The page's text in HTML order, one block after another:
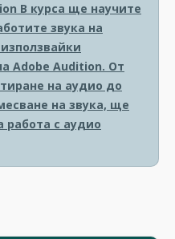
В курса ще научите
звука на
Adobe Audition. От
на аудио до
на звука, ще
работа с аудио